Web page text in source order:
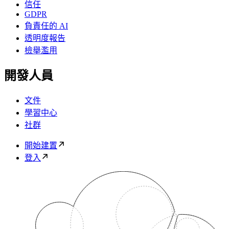
信任
GDPR
負責任的 AI
透明度報告
檢舉濫用
開發人員
文件
學習中心
社群
開始建置
登入